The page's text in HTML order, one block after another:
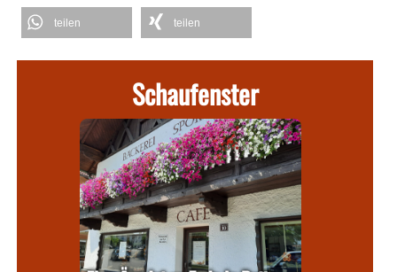
teilen teilen
Schaufenster